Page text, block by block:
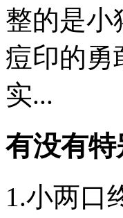
整的是小
痘印的勇
实...
有没有
1.小两口